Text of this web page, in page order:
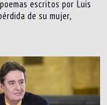
escritos por Luis
de su mujer,